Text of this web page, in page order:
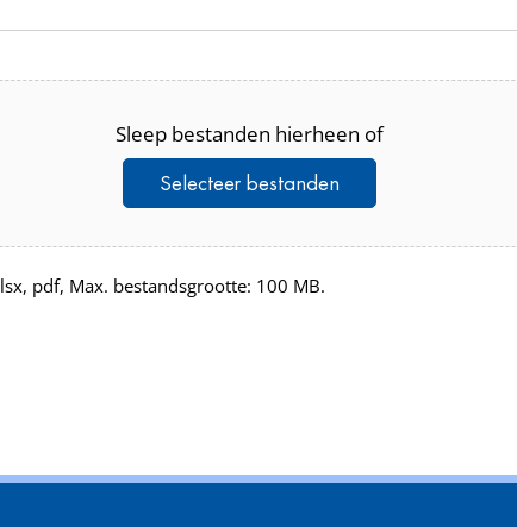
Sleep bestanden hierheen of
Selecteer bestanden
pdf, Max. bestandsgrootte: 100 MB.